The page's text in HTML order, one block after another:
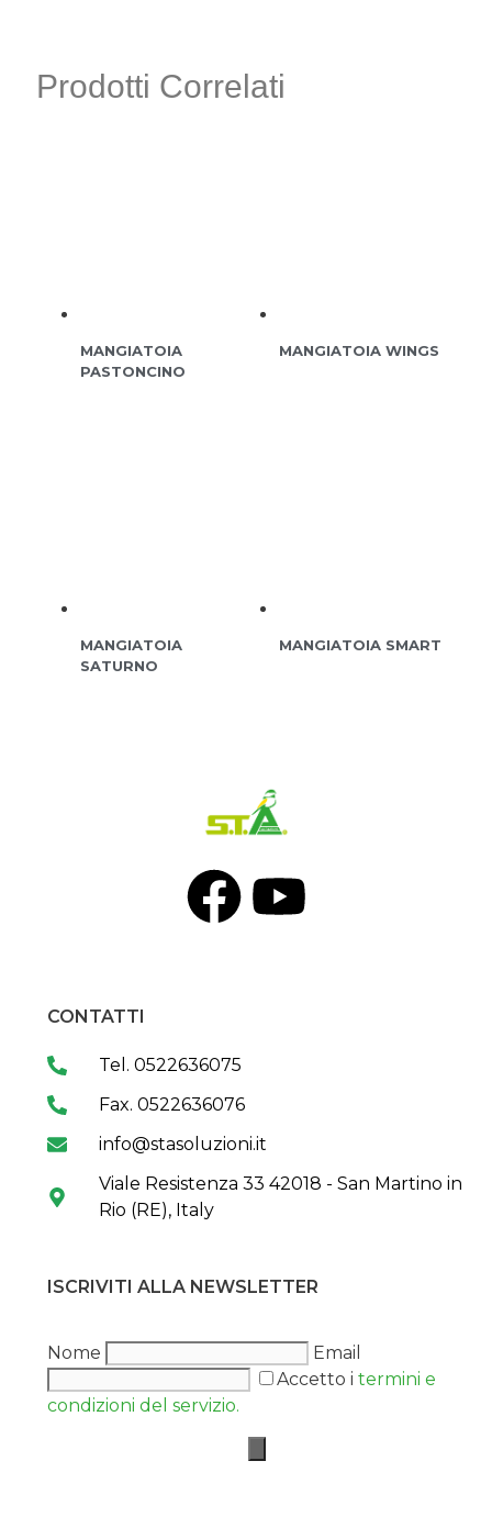
Prodotti Correlati
MANGIATOIA
PASTONCINO
MANGIATOIA WINGS
MANGIATOIA
SATURNO
MANGIATOIA SMART
CONTATTI
Tel. 0522636075
Fax. 0522636076
info@stasoluzioni.it
Viale Resistenza 33 42018 - San Martino in
Rio (RE), Italy
ISCRIVITI ALLA NEWSLETTER
Nome
Email
Accetto i termini e
condizioni del servizio.